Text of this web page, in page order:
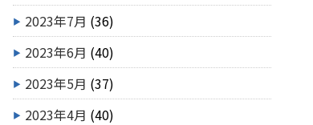
2023年7月 (36)
2023年6月 (40)
2023年5月 (37)
2023年4月 (40)